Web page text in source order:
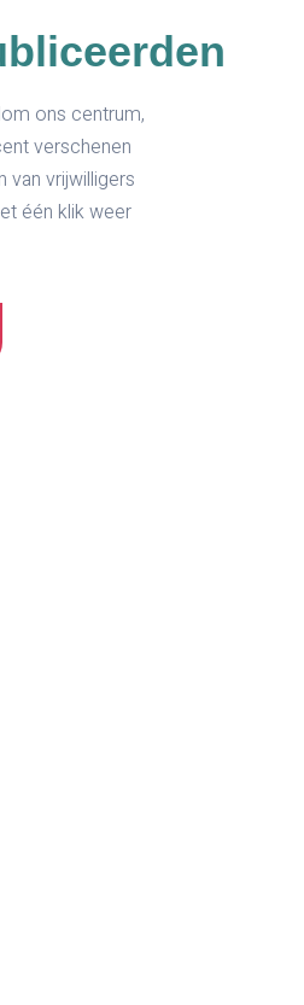
ons centrum,
verschenen
van vrijwilligers
één klik weer